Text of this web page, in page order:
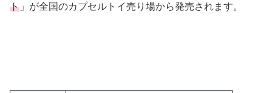
ト 」が全国のカプセルトイ売り場から発売されます。